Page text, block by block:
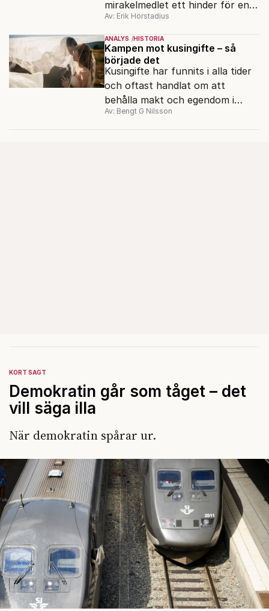
mirakelmedlet ett hinder för en
verklig hälsorevolution?
Av: Erik Hörstadius
ANALYS HISTORIA
Kampen mot kusingifte – så
började det
Kusingifte har funnits i alla tider
och oftast handlat om att
behålla makt och egendom i
släkten. Bengt G Nilsson undrar
Av: Bengt G Nilsson
KORT SAGT
Demokratin går som tåget – det
vill säga illa
När demokratin spårar ur.